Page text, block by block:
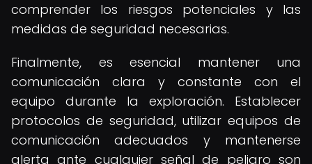
comprender los riesgos potenciales y las
medidas de seguridad necesarias.
Finalmente, es esencial mantener una
comunicación clara y constante con el
equipo durante la exploración. Establecer
protocolos de seguridad, utilizar equipos de
comunicación adecuados y mantenerse
alerta ante cualquier señal de peligro son